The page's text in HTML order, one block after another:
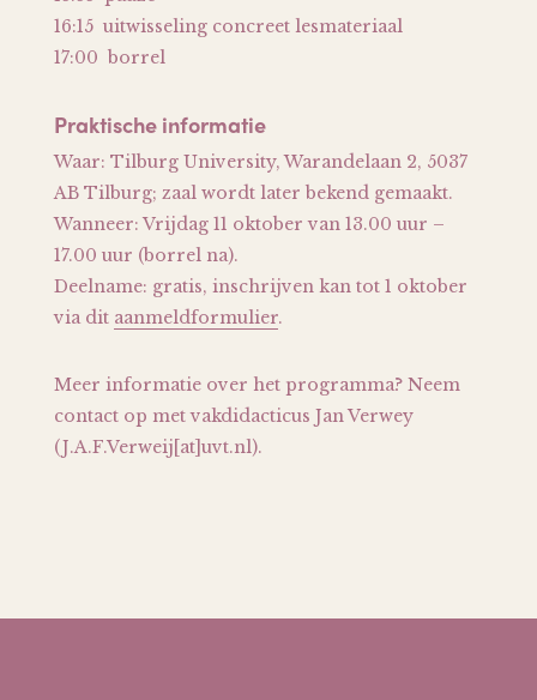
16:15 uitwisseling concreet lesmateriaal
17:00 borrel
Praktische informatie
Waar: Tilburg University, Warandelaan 2, 5037
AB Tilburg; zaal wordt later bekend gemaakt.
Wanneer: Vrijdag 11 oktober van 13.00 uur –
17.00 uur (borrel na).
Deelname: gratis, inschrijven kan tot 1 oktober
via dit aanmeldformulier.
Meer informatie over het programma? Neem
contact op met vakdidacticus Jan Verwey
(J.A.F.Verweij[at]uvt.nl).